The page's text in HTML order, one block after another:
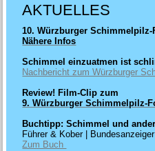
AKTUELLES
10. Würzburger Schimmelpilz-
Nähere Infos
Schimmel einzuatmen ist
Nachbericht zum Würzburger
Review! Film-Clip zum
9. Würzburger Schimmelpilz-
Buchtipp: Schimmel und
Führer & Kober |
Zum Buch